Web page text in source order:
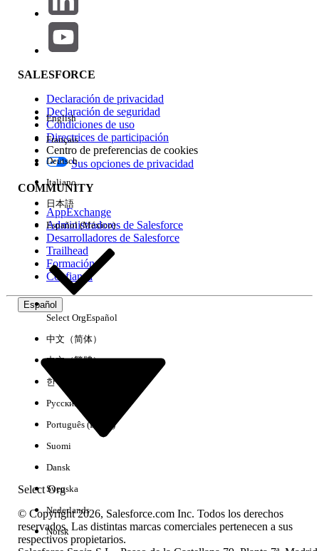
Repercusión de función
Edición
Experiencia
No hay resultados
SALESFORCE
Declaración de privacidad
Declaración de seguridad
Condiciones de uso
Directrices de participación
Centro de preferencias de cookies
Sus opciones de privacidad
COMMUNITY
AppExchange
Administradores de Salesforce
Desarrolladores de Salesforce
Trailhead
Formación
Confianza
Español
Select Org
English
Français
Deutsch
Italiano
日本語
Español (México)
Select OrgEspañol
中文（简体）
中文（繁體）
한국어
Русский
Português (Brasil)
Suomi
Dansk
Svenska
Nederlands
Norsk
© Copyright 2026, Salesforce.com Inc. Todos los derechos
reservados. Las distintas marcas comerciales pertenecen a sus
respectivos propietarios.